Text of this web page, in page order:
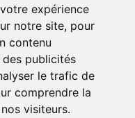
expérience
notre site, pour
contenu
publicités
le trafic de
comprendre la
visiteurs.